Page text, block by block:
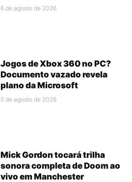
6 de agosto de 2026
Jogos de Xbox 360 no PC?
Documento vazado revela
plano da Microsoft
5 de agosto de 2026
Mick Gordon tocará trilha
sonora completa de Doom ao
vivo em Manchester